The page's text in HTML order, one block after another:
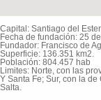
Capital: Santiago del
Fecha de fundación: 25
Fundador: Francisco de
Superficie: 136.351 km2.
Población: 804.457 hab
Limites: Norte, con las
Y Santa Fe; Sur, con la
Salta.